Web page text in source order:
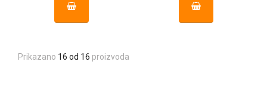
Prikazano 16 od 16 proizvoda